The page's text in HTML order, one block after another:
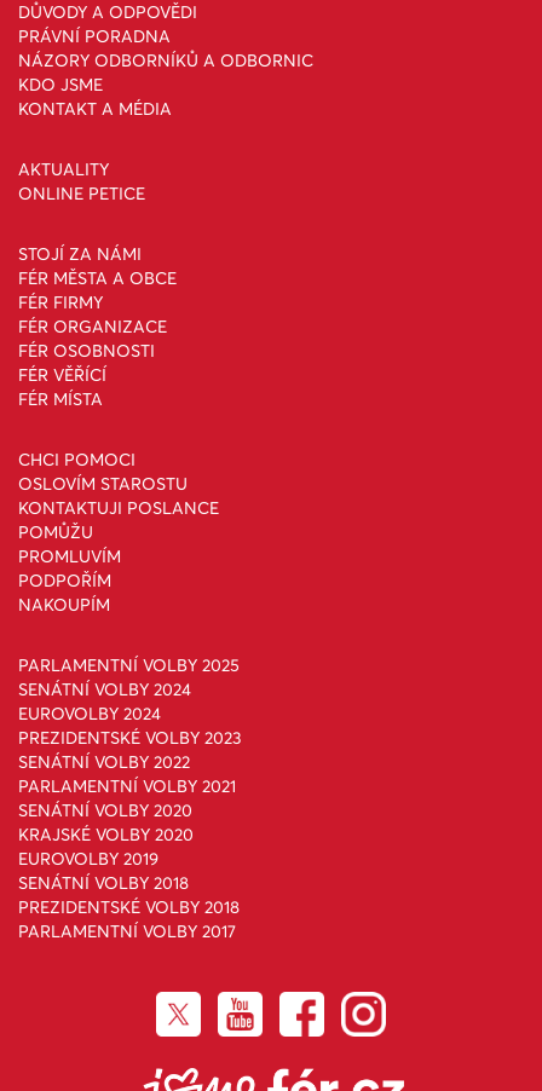
DŮVODY A ODPOVĚDI
PRÁVNÍ PORADNA
NÁZORY ODBORNÍKŮ A ODBORNIC
KDO JSME
KONTAKT A MÉDIA
AKTUALITY
ONLINE PETICE
STOJÍ ZA NÁMI
FÉR MĚSTA A OBCE
FÉR FIRMY
FÉR ORGANIZACE
FÉR OSOBNOSTI
FÉR VĚŘÍCÍ
FÉR MÍSTA
CHCI POMOCI
OSLOVÍM STAROSTU
KONTAKTUJI POSLANCE
POMŮŽU
PROMLUVÍM
PODPOŘÍM
NAKOUPÍM
PARLAMENTNÍ VOLBY 2025
SENÁTNÍ VOLBY 2024
EUROVOLBY 2024
PREZIDENTSKÉ VOLBY 2023
SENÁTNÍ VOLBY 2022
PARLAMENTNÍ VOLBY 2021
SENÁTNÍ VOLBY 2020
KRAJSKÉ VOLBY 2020
EUROVOLBY 2019
SENÁTNÍ VOLBY 2018
PREZIDENTSKÉ VOLBY 2018
PARLAMENTNÍ VOLBY 2017